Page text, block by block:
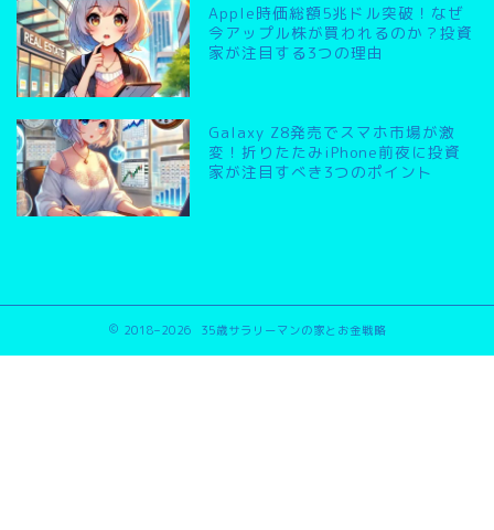
Apple時価総額5兆ドル突破！なぜ
今アップル株が買われるのか？投資
家が注目する3つの理由
Galaxy Z8発売でスマホ市場が激
変！折りたたみiPhone前夜に投資
家が注目すべき3つのポイント
2018–2026 35歳サラリーマンの家とお金戦略